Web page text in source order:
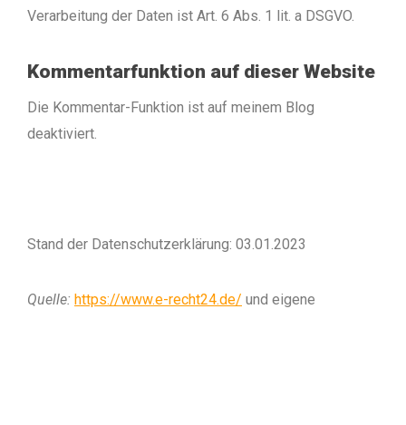
Verarbeitung der Daten ist Art. 6 Abs. 1 lit. a DSGVO.
Kommentarfunktion auf dieser Website
Die Kommentar-Funktion ist auf meinem Blog
deaktiviert.
Stand der Datenschutzerklärung: 03.01.2023
Quelle: https://www.e-recht24.de/ und eigene